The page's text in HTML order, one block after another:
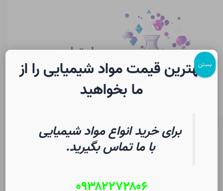
سایت لرن
شیمی
مقدار pH – تعریف و محاسبه در
Christopher J. Ziegler
بهترین قیمت مواد شیمیایی را از
ما بخواهید
برای خرید انواع مواد شیمیایی
با ما تماس بگیرید.
۰۹۳۸۲۲۷۲۸۰۶
بستن